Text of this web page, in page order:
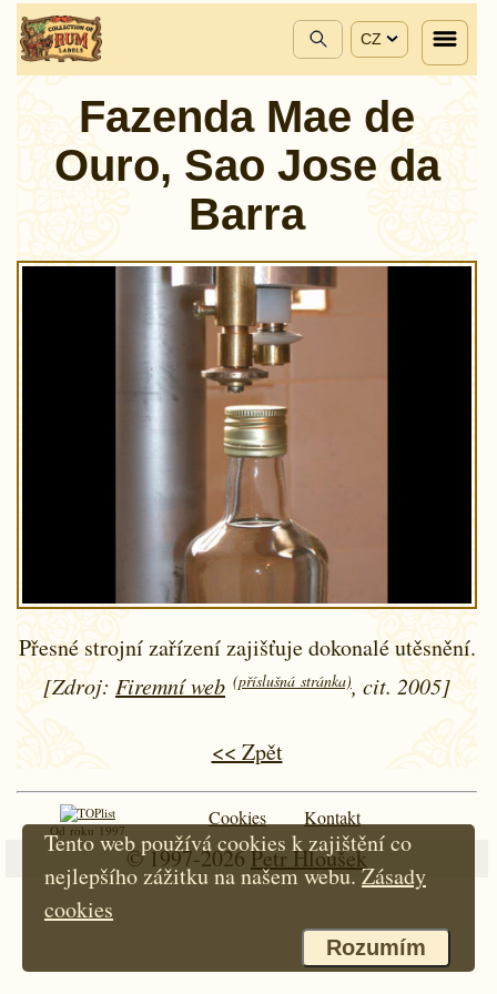
CZ
Fazenda Mae de
Ouro, Sao Jose da
Barra
Přesné strojní zařízení zajišťuje dokonalé utěsnění.
[Zdroj: Firemní web (příslušná stránka), cit. 2005]
<< Zpět
Od roku 1997
Cookies Kontakt
© 1997-2026Petr Hloušek
Tento web používá cookies k zajištění co
nejlepšího zážitku na našem webu.Zásady
cookies
Rozumím